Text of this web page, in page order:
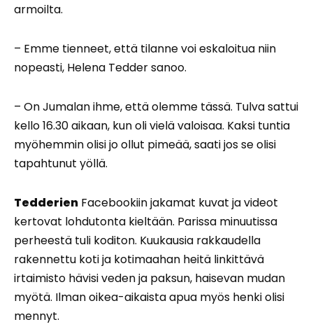
armoilta.
– Emme tienneet, että tilanne voi eskaloitua niin
nopeasti, Helena Tedder sanoo.
– On Jumalan ihme, että olemme tässä. Tulva sattui
kello 16.30 aikaan, kun oli vielä valoisaa. Kaksi tuntia
myöhemmin olisi jo ollut pimeää, saati jos se olisi
tapahtunut yöllä.
Tedderien Facebookiin jakamat kuvat ja videot
kertovat lohdutonta kieltään. Parissa minuutissa
perheestä tuli koditon. Kuukausia rakkaudella
rakennettu koti ja kotimaahan heitä linkittävä
irtaimisto hävisi veden ja paksun, haisevan mudan
myötä. Ilman oikea-aikaista apua myös henki olisi
mennyt.